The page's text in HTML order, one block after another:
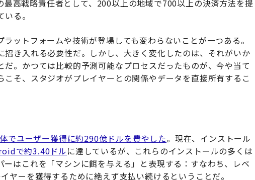
最高戦略責任者として、200以上の地域で700以上の決済方法を提
る。
ットフォームや技術が登場しても変わらないことが一つある。
き入れる必要性だ。しかし、大きく変化したのは、それがいか
。かつては比較的予測可能なプロセスだったものが、今や当て
そ、スタジオがプレイヤーとの関係やデータを直接所有するこ
でユーザー獲得に約290億ドルを費やした。現在、インストール
で約3.40ドルに達しているが、これらのインストールの多くは
はこれを「マシンに餌を与える」と表現する：すなわち、レベ
ヤーを獲得するために絶えず支払い続けるということだ。